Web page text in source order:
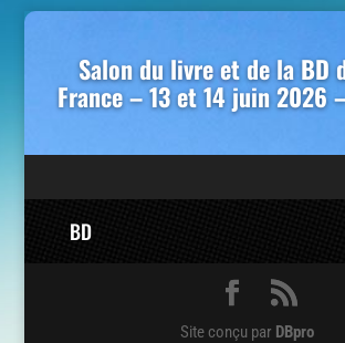
Salon du livre et de la BD
France – 13 et 14 juin 2026
BD
Site conçu par DBpro